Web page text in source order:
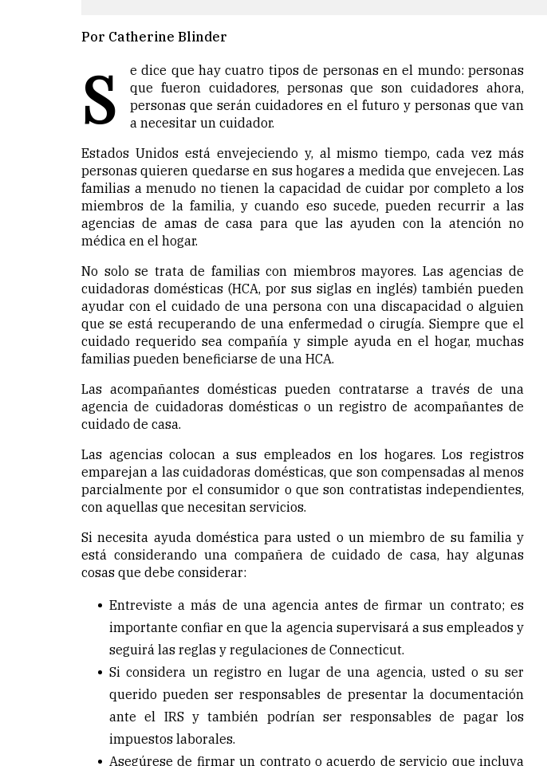
Por Catherine Blinder
S
e dice que hay cuatro tipos de personas en el mundo: personas
que fueron cuidadores, personas que son cuidadores ahora,
personas que serán cuidadores en el futuro y personas que van
a necesitar un cuidador.
Estados Unidos está envejeciendo y, al mismo tiempo, cada vez más
personas quieren quedarse en sus hogares a medida que envejecen. Las
familias a menudo no tienen la capacidad de cuidar por completo a los
miembros de la familia, y cuando eso sucede, pueden recurrir a las
agencias de amas de casa para que las ayuden con la atención no
médica en el hogar.
No solo se trata de familias con miembros mayores. Las agencias de
cuidadoras domésticas (HCA, por sus siglas en inglés) también pueden
ayudar con el cuidado de una persona con una discapacidad o alguien
que se está recuperando de una enfermedad o cirugía. Siempre que el
cuidado requerido sea compañía y simple ayuda en el hogar, muchas
familias pueden beneficiarse de una HCA.
Las acompañantes domésticas pueden contratarse a través de una
agencia de cuidadoras domésticas o un registro de acompañantes de
cuidado de casa.
Las agencias colocan a sus empleados en los hogares. Los registros
emparejan a las cuidadoras domésticas, que son compensadas al menos
parcialmente por el consumidor o que son contratistas independientes,
con aquellas que necesitan servicios.
Si necesita ayuda doméstica para usted o un miembro de su familia y
está considerando una compañera de cuidado de casa, hay algunas
cosas que debe considerar:
Entreviste a más de una agencia antes de firmar un contrato; es
importante confiar en que la agencia supervisará a sus empleados y
seguirá las reglas y regulaciones de Connecticut.
Si considera un registro en lugar de una agencia, usted o su ser
querido pueden ser responsables de presentar la documentación
ante el IRS y también podrían ser responsables de pagar los
impuestos laborales.
Asegúrese de firmar un contrato o acuerdo de servicio que incluya